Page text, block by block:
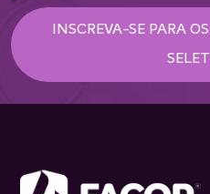
INSCREVA-SE PARA